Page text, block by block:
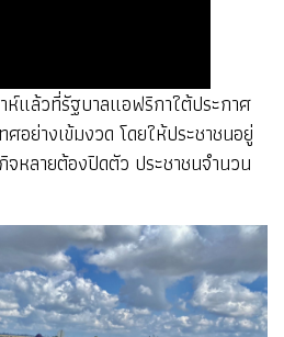
ห์แล้วที่รัฐบาลแอฟริกาใต้ประกาศ
อย่างเข้มงวด โดยให้ประชาชนอยู่
หลายต้องปิดตัว ประชาชนจำนวน